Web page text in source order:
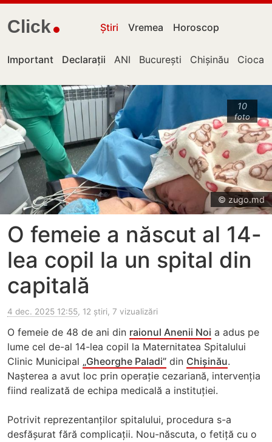
Click Știri Vremea Horoscop
Important Declarații ANI București Chișinău
10
foto
© zugo.md
O femeie a născut al 14-
lea copil la un spital din
capitală
4 dec. 2025 12:55, 12 știri, 7 vizualizări
O femeie de 48 de ani din raionul Anenii Noi a adus pe
lume cel de-al 14-lea copil la Maternitatea Spitalului
Clinic Municipal „Gheorghe Paladi” din Chișinău.
Nașterea a avut loc prin operație cezariană, intervenția
fiind realizată de echipa medicală a instituției.
Potrivit reprezentanților spitalului, procedura s-a
desfășurat fără complicații. Nou-născuta, o fetiță cu o